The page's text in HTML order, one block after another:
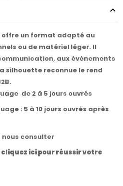
un format adapté au
ou de matériel léger. Il
aux événements
silhouette reconnue le rend
de 2 à 5 jours ouvrés
: 5 à 10 jours ouvrés après
nous consulter
cliquez ici pour réussir votre